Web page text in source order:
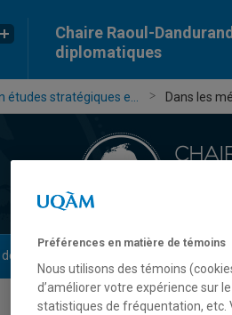
Chaire Raoul-
diplomatiques
études stratégiques e... Dans les
recherche
Préférences en matière de témoins
Nous utilisons des témoins
d’améliorer votre expérience sur
statistiques de fréquentation, etc.